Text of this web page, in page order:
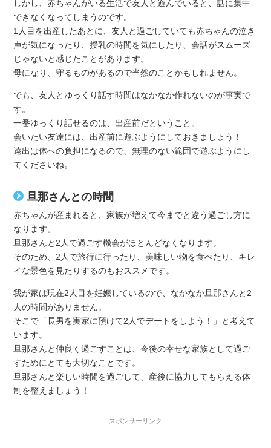
しかし、赤ちゃんがいる生活で友人と遊んでいると、話に集中
できなくなってしまうのです。
1人目を出産したあとに、友人と過ごしていても赤ちゃんの泣き
声が気になったり、授乳の時間を気にしたり、会話がスムーズ
じゃないと感じたことがあります。
母になり、守るものがあるので当然のことかもしれません。
でも、友人とゆっくり話す時間はなかなか作れないのが事実で
す。
一番ゆっくり話せるのは、出産前だということ。
会いたい友達には、出産前に遊ぶようにしておきましょう！
遠出は体への負担になるので、無理のない範囲で遊ぶようにし
てくださいね。
旦那さんとの時間
赤ちゃんが産まれると、家族が増えて今までと違う過ごし方に
なります。
旦那さんと2人で過ごす機会がほとんどなくなります。
そのため、2人で旅行に行ったり、美味しい物を食べたり、キレ
イな景色を見たりするのもおススメです。
我が家は現在2人目を妊娠しているので、なかなか旦那さんと2
人の時間がありません。
そこで「長男を実家に預けて2人でデートをしよう！」と考えて
います。
旦那さんと仲良く過ごすことは、今後の幸せな家族として過ご
すためにとても大切なことです。
旦那さんと楽しい時間を過ごして、産後に協力してもらえる体
制を整えましょう！
スポンサーリンク